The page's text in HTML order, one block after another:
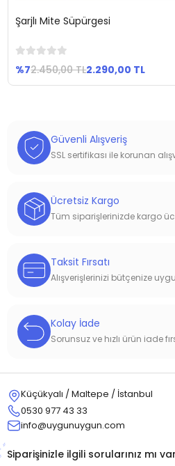
Sepete Ekle
Şarjlı Mite Süpürgesi
%72.450,00 TL2.290,00 TL
Güvenli Alışveriş
SSL sertifikası ile korunan
Ücretsiz Kargo
Tüm siparişlerinizde kargo
Taksit Fırsatı
Alışverişlerinizi bütçenize
Kolay İade
Sorunsuz ve hızlı ürün iade
Küçükyalı / Maltepe / İstanbul
0530 977 43 33
info@uygunuygun.com
Siparişinizle ilgili sorularınız mı